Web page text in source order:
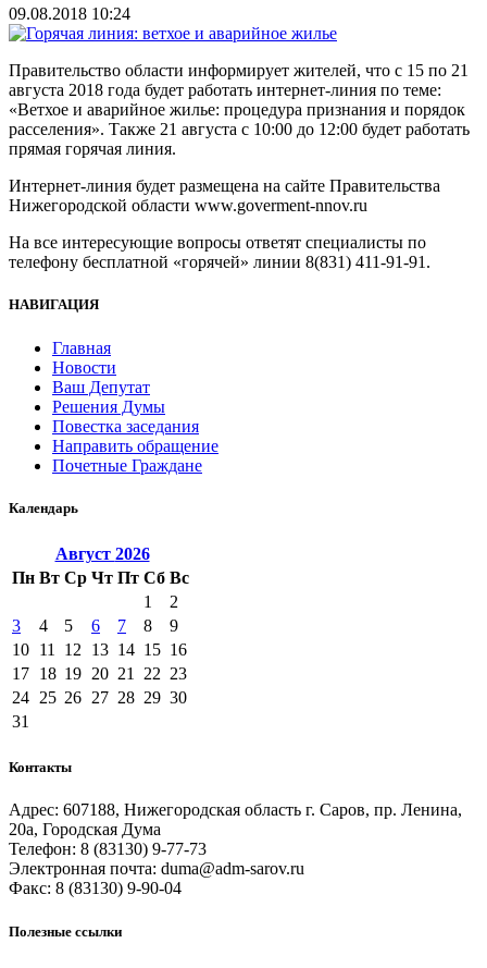
09.08.2018 10:24
Правительство области информирует жителей, что с 15 по 21
августа 2018 года будет работать интернет-линия по теме:
«Ветхое и аварийное жилье: процедура признания и порядок
расселения». Также 21 августа с 10:00 до 12:00 будет работать
прямая горячая линия.
Интернет-линия будет размещена на сайте Правительства
Нижегородской области www.goverment-nnov.ru
На все интересующие вопросы ответят специалисты по
телефону бесплатной «горячей» линии 8(831) 411-91-91.
НАВИГАЦИЯ
Главная
Новости
Ваш Депутат
Решения Думы
Повестка заседания
Направить обращение
Почетные Граждане
Календарь
Август 2026
Пн Вт Ср Чт Пт Сб Вс
1
2
3
4 5 6 7 8
9
10 11 12 13 14 15 16
17 18 19 20 21 22 23
24 25 26 27 28 29 30
31
Контакты
Адрес: 607188, Нижегородская область г. Саров, пр. Ленина,
20а, Городская Дума
Телефон: 8 (83130) 9-77-73
Электронная почта: duma@adm-sarov.ru
Факс: 8 (83130) 9-90-04
Полезные ссылки